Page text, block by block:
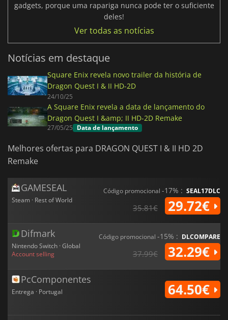
gadgets, porque uma rapariga nunca pode ter o suficiente
deles!
Ver todas as notícias
Notícias em destaque
Square Enix revela novo trailer da história de
Dragon Quest I & II HD-2D
24/10/25
A Square Enix revela a data de lançamento do
Dragon Quest I &amp; II HD-2D Remake
27/05/25 Data de lançamento
Melhores ofertas para DRAGON QUEST I & II HD 2D
Remake
GAMESEAL
Steam · Rest of World
Código promocional -17% : SEAL17DLC
35.81€ 29.72€
Difmark
Nintendo Switch · Global
Account selling
Código promocional -15% : DLCOMPARE
37.99€ 32.29€
PcComponentes
Entrega · Portugal 64.50€